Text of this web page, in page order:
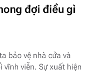
đợi điều gì
bảo vệ nhà cửa và
viễn. Sự xuất hiện